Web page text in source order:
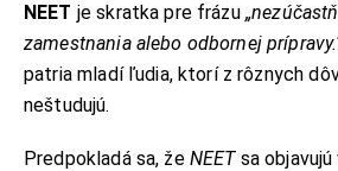
NEET je skratka pre frázu
zamestnania alebo odbornej
patria mladí ľudia, ktorí z rôznych
neštudujú.
Predpokladá sa, že NEETsa objavujú